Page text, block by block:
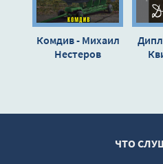
Комдив - Михаил
Нестеров
ЧТО